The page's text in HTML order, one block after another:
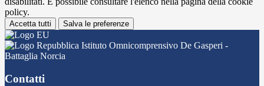
policy.
Accetta tutti Salva le preferenze
Istituto Omnicomprensivo De Gasperi -
Battaglia Norcia
Contatti